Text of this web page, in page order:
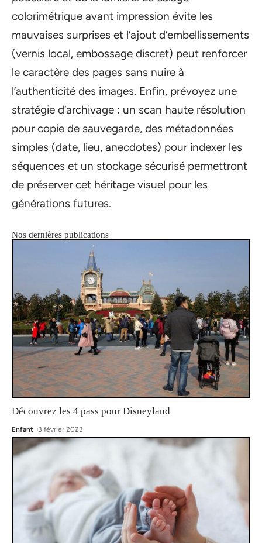
colorimétrique avant impression évite les
mauvaises surprises et l’ajout d’embellissements
(vernis local, embossage discret) peut renforcer
le caractère des pages sans nuire à
l’authenticité des images. Enfin, prévoyez une
stratégie d’archivage : un scan haute résolution
pour copie de sauvegarde, des métadonnées
simples (date, lieu, anecdotes) pour indexer les
séquences et un stockage sécurisé permettront
de préserver cet héritage visuel pour les
générations futures.
Nos dernières publications
Découvrez les 4 pass pour Disneyland
Enfant 3 février 2023